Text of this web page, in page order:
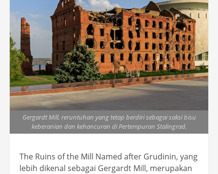
Gergardt Mill, reruntuhan yang tetap berdiri sebagai saksi bisu
keberanian dan kehancuran di Pertempuran Stalingrad.
The Ruins of the Mill Named after Grudinin, yang
lebih dikenal sebagai Gergardt Mill, merupakan